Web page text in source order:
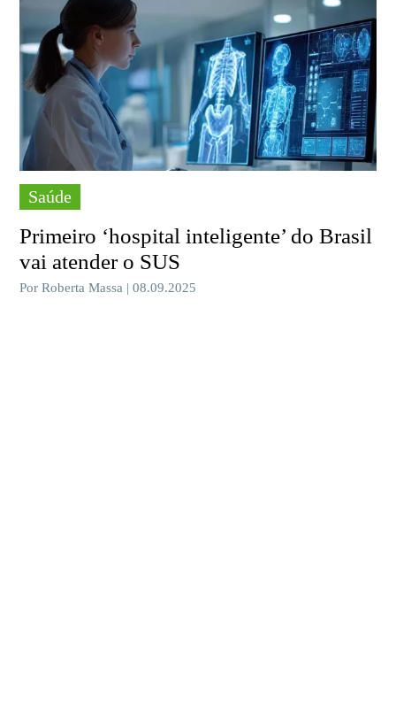
Saúde
Primeiro ‘hospital inteligente’ do Brasil
vai atender o SUS
Por Roberta Massa | 08.09.2025